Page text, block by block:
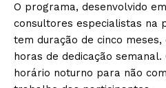
O programa, desenvolvido
consultores especialistas na
tem duração de cinco
horas de dedicação
horário noturno para não